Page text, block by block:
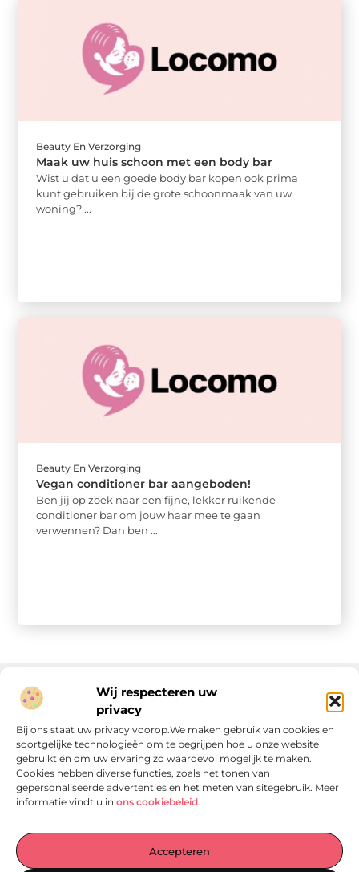
Wij respecteren uw
privacy
Bij ons staat uw privacy voorop.We maken gebruik van cookies en
soortgelijke technologieën om te begrijpen hoe u onze website
gebruikt én om uw ervaring zo waardevol mogelijk te maken.
Cookies hebben diverse functies, zoals het tonen van
gepersonaliseerde advertenties en het meten van sitegebruik. Meer
informatie vindt u in ons cookiebeleid.
Accepteren
Beauty En Verzorging
Maak uw huis schoon met een body bar
Wist u dat u een goede body bar kopen ook prima
kunt gebruiken bij de grote schoonmaak van uw
woning? ...
Beauty En Verzorging
Vegan conditioner bar aangeboden!
Ben jij op zoek naar een fijne, lekker ruikende
conditioner bar om jouw haar mee te gaan
verwennen? Dan ben ...
zetten
, praktische tips waar je écht iets aan hebt en artikelen
Onze informatie